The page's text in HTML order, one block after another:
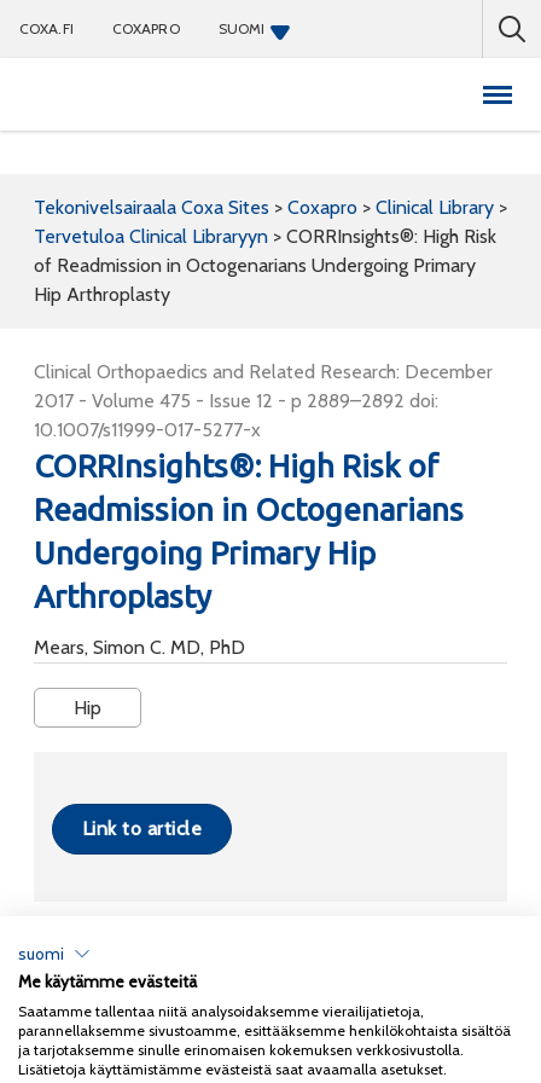
COXA.FI COXAPRO SUOMI
Tekonivelsairaala Coxa Sites > Coxapro > Clinical Library >
Tervetuloa Clinical Libraryyn > CORRInsights®: High Risk
of Readmission in Octogenarians Undergoing Primary
Hip Arthroplasty
Clinical Orthopaedics and Related Research: December
2017 - Volume 475 - Issue 12 - p 2889–2892 doi:
10.1007/s11999-017-5277-x
CORRInsights®: High Risk of
Readmission in Octogenarians
Undergoing Primary Hip
Arthroplasty
Mears, Simon C. MD, PhD
Hip
Link to article
Copyright 2026Coxa
Tietosuojaseloste
suomi
Me käytämme evästeitä
Saatamme tallentaa niitä analysoidaksemme vierailijatietoja,
parannellaksemme sivustoamme, esittääksemme henkilökohtaista sisältöä
ja tarjotaksemme sinulle erinomaisen kokemuksen verkkosivustolla.
Lisätietoja käyttämistämme evästeistä saat avaamalla asetukset.